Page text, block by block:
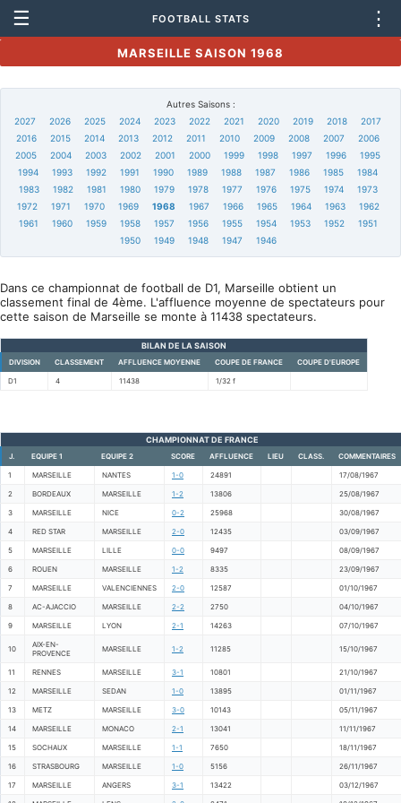
☰ FOOTBALL STATS ⋮
MARSEILLE SAISON 1968
Autres Saisons :
2027
2026 2025 2024 2023 2022 2021 2020 2019 2018
2017
2016
2015 2014 2013 2012 2011 2010 2009 2008 2007
2006
2005
2004 2003 2002 2001 2000 1999 1998 1997 1996
1995
1994
1993 1992 1991 1990 1989 1988 1987 1986 1985
1984
1983
1982 1981 1980 1979 1978 1977 1976 1975 1974
1973
1972
1971 1970 1969 1968 1967 1966 1965 1964 1963
1962
1961
1960 1959 1958 1957 1956 1955 1954 1953 1952
1951
1950
1949 1948 1947 1946
Dans ce championnat de football de D1, Marseille obtient un
classement final de 4ème. L'affluence moyenne de spectateurs pour
cette saison de Marseille se monte à 11438 spectateurs.
BILAN DE LA SAISON
DIVISION CLASSEMENT AFFLUENCE MOYENNE COUPE DE FRANCE COUPE D'EUROPE
D1 4 11438 1/32 f
CHAMPIONNAT DE FRANCE
J. EQUIPE 1 EQUIPE 2 SCORE AFFLUENCE LIEU CLASS. COMMENTAIRES
1 MARSEILLE NANTES 1-0 24891 17/08/1967
2 BORDEAUX MARSEILLE 1-2 13806 25/08/1967
3 MARSEILLE NICE 0-2 25968 30/08/1967
4 RED STAR MARSEILLE 2-0 12435 03/09/1967
5 MARSEILLE LILLE 0-0 9497 08/09/1967
6 ROUEN MARSEILLE 1-2 8335 23/09/1967
7 MARSEILLE VALENCIENNES 2-0 12587 01/10/1967
8 AC-AJACCIO MARSEILLE 2-2 2750 04/10/1967
9 MARSEILLE LYON 2-1 14263 07/10/1967
10
AIX-EN-
PROVENCE
MARSEILLE 1-2 11285 15/10/1967
11 RENNES MARSEILLE 3-1 10801 21/10/1967
12 MARSEILLE SEDAN 1-0 13895 01/11/1967
13 METZ MARSEILLE 3-0 10143 05/11/1967
14 MARSEILLE MONACO 2-1 13041 11/11/1967
15 SOCHAUX MARSEILLE 1-1 7650 18/11/1967
16 STRASBOURG MARSEILLE 1-0 5156 26/11/1967
17 MARSEILLE ANGERS 3-1 13422 03/12/1967